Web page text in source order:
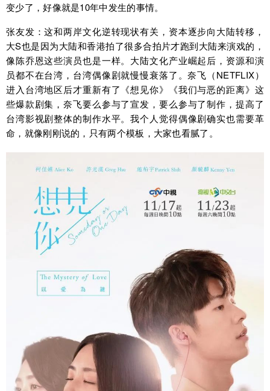
变少了，好像就是10年中发生的事情。
张友发：这和两岸文化逆转现状有关，资本逐步向大陆转移，
大S也是因为大陆和香港拍了很多合拍片才跑到大陆来演戏的，
像陈乔恩这些演员也是一样。大陆文化产业崛起后，资源和演
员都不在台湾，台湾偶像剧就慢慢衰落了。奈飞（NETFLIX）
进入台湾地区后才重新有了《想见你》《我们与恶的距离》这
些爆款剧集，奈飞要么参与了宣发，要么参与了制作，提高了
台湾影视剧整体的制作水平。我个人觉得偶像剧确实也需要革
命，就像刚刚说的，只有两个模板，大家也看腻了。